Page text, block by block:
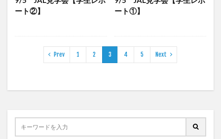
ート②】
ート①】
Prev 1 2 3 4 5 Next